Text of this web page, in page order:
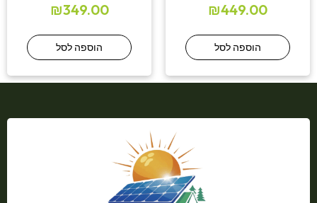
₪449.00
הוספה לסל
₪349.00
הוספה לסל